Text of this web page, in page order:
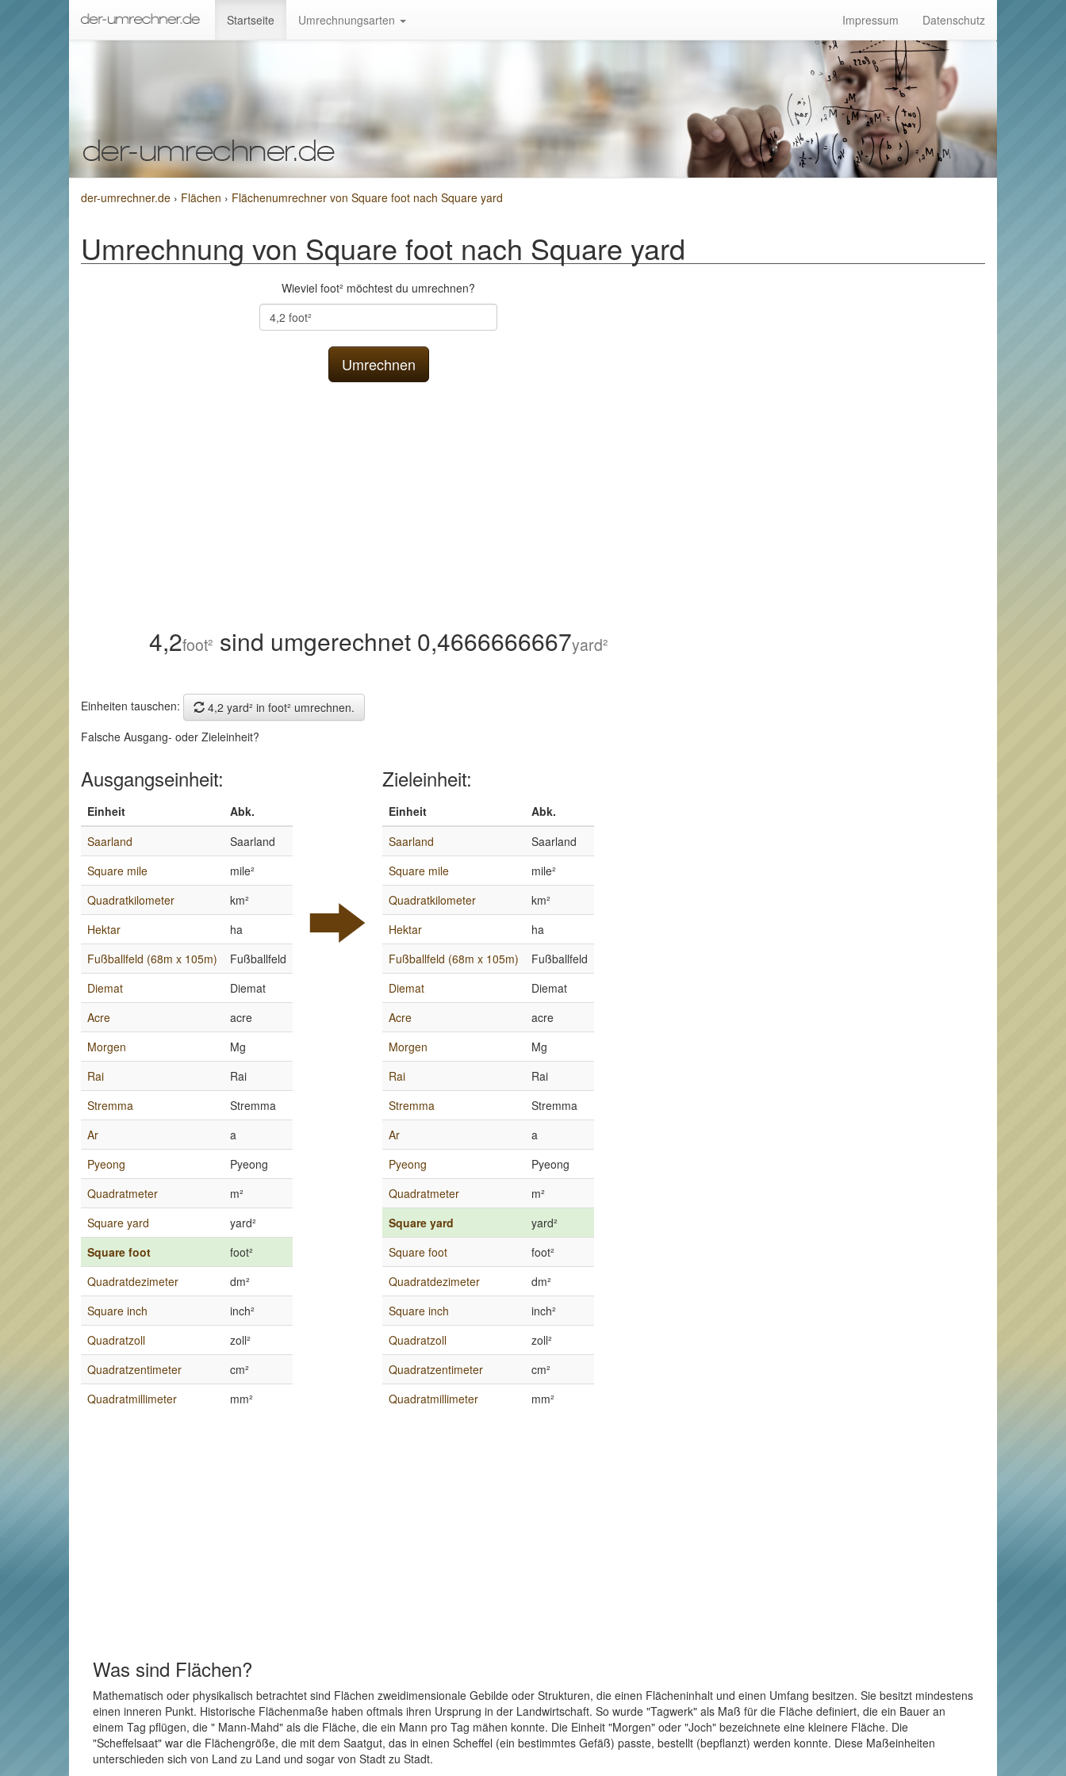
Startseite Umrechnungsarten Impressum Datenschutz
der-umrechner.de › Flächen › Flächenumrechner von Square foot nach Square yard
Umrechnung von Square foot nach Square yard
Wieviel foot² möchtest du umrechnen?
4,2foot² sind umgerechnet 0,4666666667yard²
Einheiten tauschen:
4,2 yard² in foot² umrechnen.
Falsche Ausgang- oder Zieleinheit?
Ausgangseinheit:
Einheit
Abk.
Saarland
Saarland
Square mile
mile²
Quadratkilometer
km²
Hektar
ha
Fußballfeld (68m x 105m)
Fußballfeld
Diemat
Diemat
Acre
acre
Morgen
Mg
Rai
Rai
Stremma
Stremma
Ar
a
Pyeong
Pyeong
Quadratmeter
m²
Square yard
yard²
Square foot
foot²
Quadratdezimeter
dm²
Square inch
inch²
Quadratzoll
zoll²
Quadratzentimeter
cm²
Quadratmillimeter
mm²
Zieleinheit:
Einheit
Abk.
Saarland
Saarland
Square mile
mile²
Quadratkilometer
km²
Hektar
ha
Fußballfeld (68m x 105m)
Fußballfeld
Diemat
Diemat
Acre
acre
Morgen
Mg
Rai
Rai
Stremma
Stremma
Ar
a
Pyeong
Pyeong
Quadratmeter
m²
Square yard
yard²
Square foot
foot²
Quadratdezimeter
dm²
Square inch
inch²
Quadratzoll
zoll²
Quadratzentimeter
cm²
Quadratmillimeter
mm²
Was sind Flächen?
Mathematisch oder physikalisch betrachtet sind Flächen zweidimensionale Gebilde oder Strukturen, die einen Flächeninhalt und einen Umfang besitzen. Sie besitzt mindestens
einen inneren Punkt. Historische Flächenmaße haben oftmals ihren Ursprung in der Landwirtschaft. So wurde "Tagwerk" als Maß für die Fläche definiert, die ein Bauer an
einem Tag pflügen, die " Mann-Mahd" als die Fläche, die ein Mann pro Tag mähen konnte. Die Einheit "Morgen" oder "Joch" bezeichnete eine kleinere Fläche. Die
"Scheffelsaat" war die Flächengröße, die mit dem Saatgut, das in einen Scheffel (ein bestimmtes Gefäß) passte, bestellt (bepflanzt) werden konnte. Diese Maßeinheiten
unterschieden sich von Land zu Land und sogar von Stadt zu Stadt.